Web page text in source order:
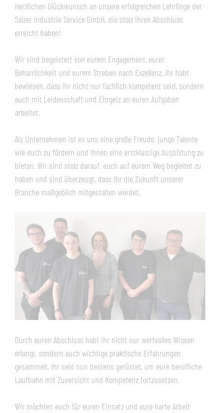
Herzlichen Glückwunsch an unsere erfolgreichen Lehrlinge der
Salzer Industrie Service GmbH, die stolz ihren Abschluss
erreicht haben!
Wir sind begeistert von eurem Engagement, eurer
Beharrlichkeit und eurem Streben nach Exzellenz. Ihr habt
bewiesen, dass ihr nicht nur fachlich kompetent seid, sondern
auch mit Leidenschaft und Ehrgeiz an euren Aufgaben
arbeitet.
Als Unternehmen ist es uns eine große Freude, junge Talente
wie euch zu fördern und ihnen eine erstklassige Ausbildung zu
bieten. Wir sind stolz darauf, euch auf eurem Weg begleitet zu
haben und sind überzeugt, dass ihr die Zukunft unserer
Branche maßgeblich mitgestalten werdet.
Durch euren Abschluss habt ihr nicht nur wertvolles Wissen
erlangt, sondern auch wichtige praktische Erfahrungen
gesammelt. Ihr seid nun bestens gerüstet, um eure berufliche
Laufbahn mit Zuversicht und Kompetenz fortzusetzen.
Wir möchten euch für euren Einsatz und eure harte Arbeit